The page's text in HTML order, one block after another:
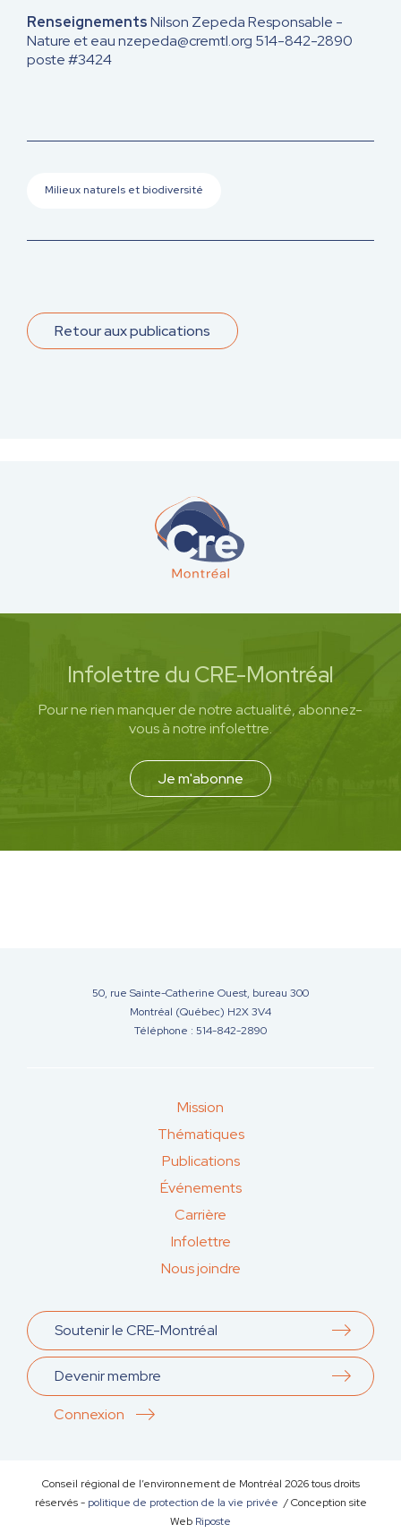
RenseignementsNilson ZepedaResponsable -
Nature et eaunzepeda@cremtl.org 514-842-2890
poste #3424
Milieux naturels et biodiversité
Retour aux publications
Infolettre du CRE-Montréal
Pour ne rien manquer de notre actualité, abonnez-
vous à notre infolettre.
Je m'abonne
50, rue Sainte-Catherine Ouest, bureau 300
Montréal (Québec) H2X 3V4
Téléphone : 514-842-2890
Mission
Thématiques
Publications
Événements
Carrière
Infolettre
Nous joindre
Soutenir le CRE-Montréal
Devenir membre
Connexion
Conseil régional de l’environnement de Montréal 2026tous droits
réservés - politique de protection de la vie privée / Conception site
Web Riposte